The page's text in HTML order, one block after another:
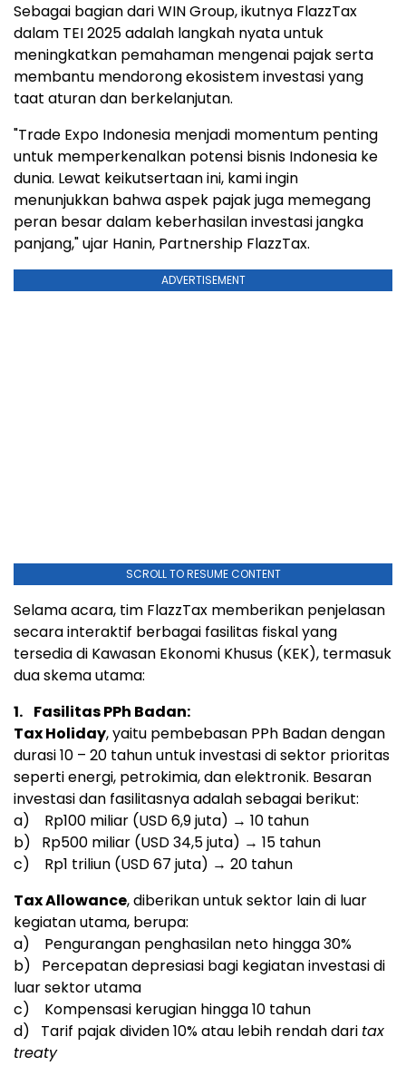
Sebagai bagian dari WIN Group, ikutnya FlazzTax
dalam TEI 2025 adalah langkah nyata untuk
meningkatkan pemahaman mengenai pajak serta
membantu mendorong ekosistem investasi yang
taat aturan dan berkelanjutan.
"Trade Expo Indonesia menjadi momentum penting
untuk memperkenalkan potensi bisnis Indonesia ke
dunia. Lewat keikutsertaan ini, kami ingin
menunjukkan bahwa aspek pajak juga memegang
peran besar dalam keberhasilan investasi jangka
panjang," ujar Hanin, Partnership FlazzTax.
ADVERTISEMENT
SCROLL TO RESUME CONTENT
Selama acara, tim FlazzTax memberikan penjelasan
secara interaktif berbagai fasilitas fiskal yang
tersedia di Kawasan Ekonomi Khusus (KEK), termasuk
dua skema utama:
1. Fasilitas PPh Badan:
Tax Holiday, yaitu pembebasan PPh Badan dengan
durasi 10 – 20 tahun untuk investasi di sektor prioritas
seperti energi, petrokimia, dan elektronik. Besaran
investasi dan fasilitasnya adalah sebagai berikut:
a) Rp100 miliar (USD 6,9juta) → 10 tahun
b) Rp500 miliar (USD 34,5juta) → 15 tahun
c) Rp1 triliun (USD 67 juta) → 20 tahun
Tax Allowance, diberikan untuk sektor lain di luar
kegiatan utama, berupa:
a) Pengurangan penghasilan neto hingga 30%
b) Percepatan depresiasi bagi kegiatan investasi di
luar sektor utama
c) Kompensasi kerugian hingga 10 tahun
d) Tarif pajak dividen 10% atau lebih rendah dari tax
treaty